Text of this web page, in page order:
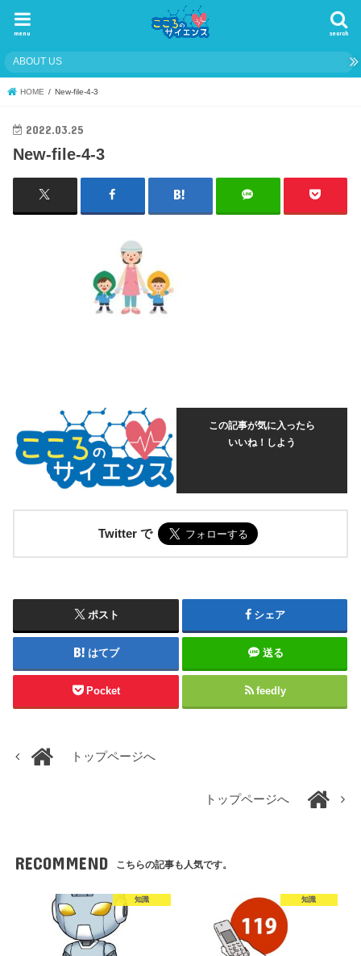
search
menu
ABOUT US
HOME New-file-4-3
2022.03.25
New-file-4-3
この記事が気に入ったら
いいね！しよう
Twitter で
ポスト シェア
はてブ 送る
Pocket feedly
トップページへ
トップページへ
RECOMMEND こちらの記事も人気です。
知識 知識